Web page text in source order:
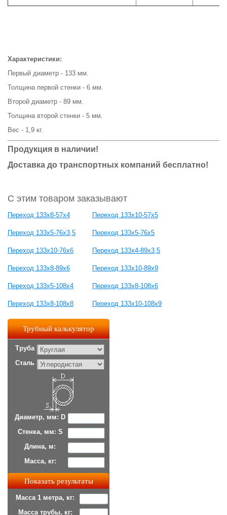
Характеристики:
Первый диаметр - 133 мм.
Толщина первой стенки - 6 мм.
Второй диаметр - 89 мм.
Толщина второй стенки - 5 мм.
Вес - 1,9 кг.
Продукция в наличии!
Доставка до транспортных компаний бесплатно!
С этим товаром заказывают
Переход 133х8-57х4 Переход 133х10-57х5
Переход 133х5-76х3,5 Переход 133х5-76х5
Переход 133х10-76х6 Переход 133х4-89х3,5
Переход 133х8-89х6 Переход 133х10-89х9
Переход 133х5-108х4 Переход 133х8-108х6
Переход 133х8-108х8 Переход 133х10-108х9
Трубный калькулятор
Труба
Сталь
Диаметр, мм: D
Стенка, мм: S
Длина, м:
Масса, кг:
Масса 1 метра, кг:
Масса трубы, кг: